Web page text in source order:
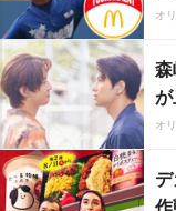
オ
が
オ